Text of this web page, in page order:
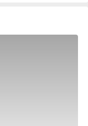
卡丁賽車場」就對